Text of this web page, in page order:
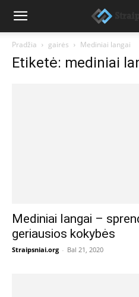
Pradžia gairės Mediniai langai
Etiketė: mediniai
Mediniai langai –
geriausios kokybės
Straipsniai.org - Bal 21, 2020